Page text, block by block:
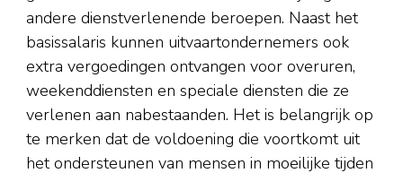
andere dienstverlenende beroepen. Naast het
basissalaris kunnen uitvaartondernemers ook
extra vergoedingen ontvangen voor overuren,
weekenddiensten en speciale diensten die ze
verlenen aan nabestaanden. Het is belangrijk op
te merken dat de voldoening die voortkomt uit
het ondersteunen van mensen in moeilijke tijden